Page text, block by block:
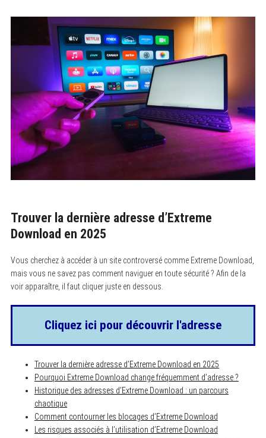
Trouver la dernière adresse d’Extreme
Download en 2025
Vous cherchez à accéder à un site controversé comme Extreme Download,
mais vous ne savez pas comment naviguer en toute sécurité ? Afin de la
voir apparaître, il faut cliquer juste en dessous.
Cliquez ici pour découvrir l'adresse
Trouver la dernière adresse d’Extreme Download en 2025
Pourquoi Extreme Download change fréquemment d’adresse ?
Historique des adresses d’Extreme Download : un parcours
chaotique
Comment contourner les blocages d’Extreme Download
Les risques associés à l’utilisation d’Extreme Download